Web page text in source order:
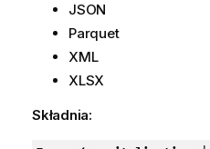
JSON
Parquet
XML
XLSX
Składnia: